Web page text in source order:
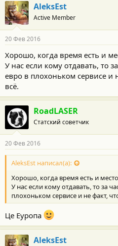
AleksEst
Active Member
20 Фев 2016
Хорошо, когда время есть и
У нас если кому отдавать, то
евро в плохоньком сервисе и
всё.
RoadLASER
Статский советчик
20 Фев 2016
AleksEst написал(а):
Хорошо, когда время есть и
У нас если кому отдавать, то за
плохоньком сервисе и не факт,
Це Еуропа
AleksEst